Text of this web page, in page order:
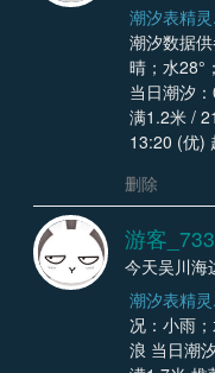
潮汐表精
潮汐数据
晴；水28°
当日潮汐
满1.2米 /
13:20 (优)
删除
游客
今天吴川海
潮汐表精
况：小雨
浪 当日潮